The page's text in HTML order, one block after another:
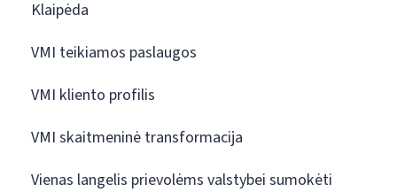
Klaipėda
VMI teikiamos paslaugos
VMI kliento profilis
VMI skaitmeninė transformacija
Vienas langelis prievolėms valstybei sumokėti